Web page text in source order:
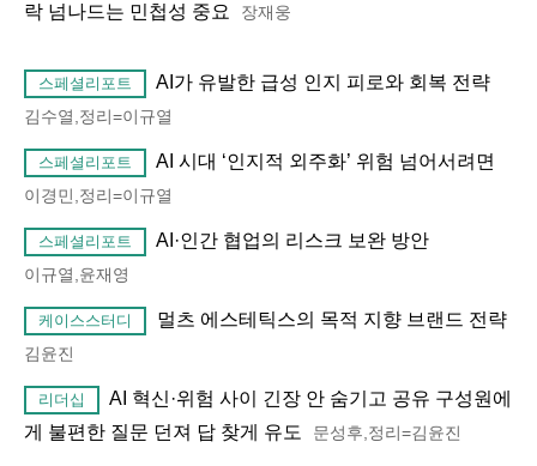
락 넘나드는 민첩성 중요
장재웅
스페셜리포트 AI가 유발한 급성 인지 피로와 회복 전략
김수열,정리=이규열
스페셜리포트 AI 시대 ‘인지적 외주화’ 위험 넘어서려면
이경민,정리=이규열
스페셜리포트 AI·인간 협업의 리스크 보완 방안
이규열,윤재영
케이스스터디 멀츠 에스테틱스의 목적 지향 브랜드 전략
김윤진
리더십
AI 혁신·위험 사이 긴장 안 숨기고 공유 구성원에
게 불편한 질문 던져 답 찾게 유도
문성후,정리=김윤진